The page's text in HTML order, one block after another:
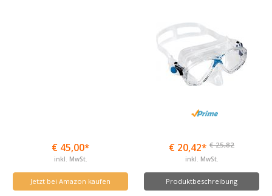
€ 45,00*
inkl. MwSt.
Jetzt bei Amazon kaufen
€ 20,42* € 25,82
inkl. MwSt.
Produktbeschreibung